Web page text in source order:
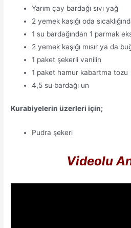
Yarım çay bardağı sıvı yağ
2 yemek kaşığı oda
1 su bardağından 1 parmak
2 yemek kaşığı mısır ya da
1 paket şekerli vanilin
1 paket hamur kabartma tozu
4,5 su bardağı un
Kurabiyelerin üzerleri için;
Pudra şekeri
Videolu